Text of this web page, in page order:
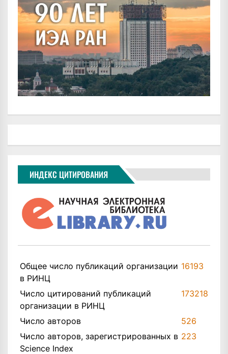
ИНДЕКС ЦИТИРОВАНИЯ
Общее число публикаций организации
в РИНЦ
16193
Число цитирований публикаций
организации в РИНЦ
173218
Число авторов
526
Число авторов, зарегистрированных в
Science Index
223